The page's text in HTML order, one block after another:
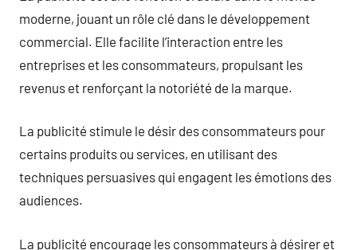
moderne, jouant un rôle clé dans le développement
commercial. Elle facilite l’interaction entre les
entreprises et les consommateurs, propulsant les
revenus et renforçant la notoriété de la marque.
La publicité stimule le désir des consommateurs pour
certains produits ou services, en utilisant des
techniques persuasives qui engagent les émotions des
audiences.
La publicité encourage les consommateurs à désirer et